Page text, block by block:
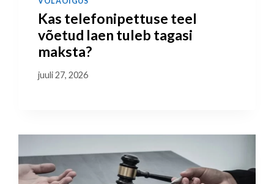
Kas telefonipettuse teel
võetud laen tuleb tagasi
maksta?
juuli 27, 2026